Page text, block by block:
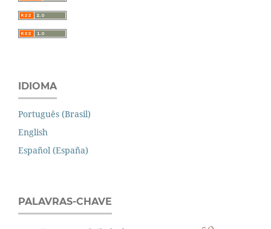
IDIOMA
Português (Brasil)
English
Español (España)
PALAVRAS-CHAVE